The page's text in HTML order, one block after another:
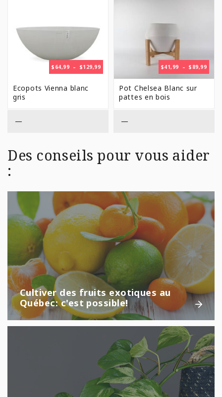
$ 64,99 – $129,99PLAGE
DE
Ecopots Vienna blanc
gris
—
$41,99 – $ 89,99
DE
Pot Chelsea Blanc sur
pattes en bois
—
Des conseils pour vous aider
:
Cultiver des fruits exotiques au
Québec: c'est possible!